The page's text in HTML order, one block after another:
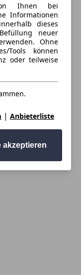
Ihnen bei
Informationen
dieses
neuer
Ohne
Tools können
oder teilweise
| Anbieterliste
akzeptieren